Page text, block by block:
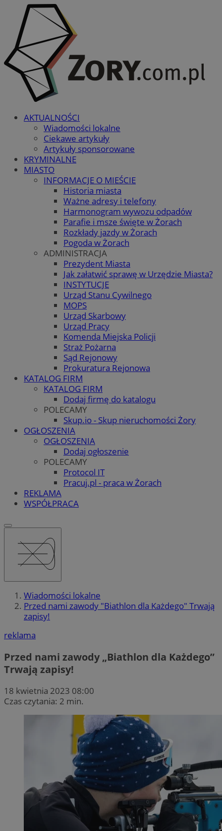
AKTUALNOŚCI
Wiadomości lokalne
Ciekawe artykuły
Artykuły sponsorowane
KRYMINALNE
MIASTO
INFORMACJE O MIEŚCIE
Historia miasta
Ważne adresy i telefony
Harmonogram wywozu odpadów
Parafie i msze święte w Żorach
Rozkłady jazdy w Żorach
Pogoda w Żorach
ADMINISTRACJA
Prezydent Miasta
Jak załatwić sprawę w Urzędzie Miasta?
INSTYTUCJE
Urząd Stanu Cywilnego
MOPS
Urząd Skarbowy
Urząd Pracy
Komenda Miejska Policji
Straż Pożarna
Sąd Rejonowy
Prokuratura Rejonowa
KATALOG FIRM
KATALOG FIRM
Dodaj firmę do katalogu
POLECAMY
Skup.io - Skup nieruchomości Żory
OGŁOSZENIA
OGŁOSZENIA
Dodaj ogłoszenie
POLECAMY
Protocol IT
Pracuj.pl - praca w Żorach
REKLAMA
WSPÓŁPRACA
Wiadomości lokalne
Przed nami zawody "Biathlon dla Każdego" Trwają
zapisy!
reklama
Przed nami zawody „Biathlon dla Każdego”
Trwają zapisy!
18 kwietnia 2023 08:00
Czas czytania: 2 min.